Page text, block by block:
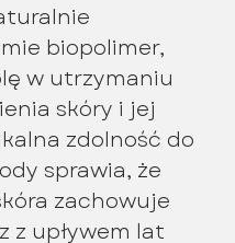
biopolimer,
w utrzymaniu
skóry i jej
zdolność do
sprawia, że
zachowuje
z upływem lat